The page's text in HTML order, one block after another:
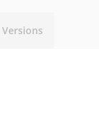
Versions